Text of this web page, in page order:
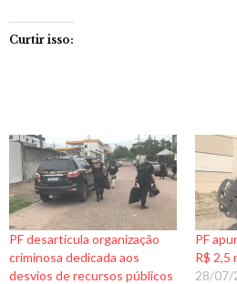
Curtir isso:
PF desarticula organização
criminosa dedicada aos
desvios de recursos públicos
PF
R$ 2,5
28/07/